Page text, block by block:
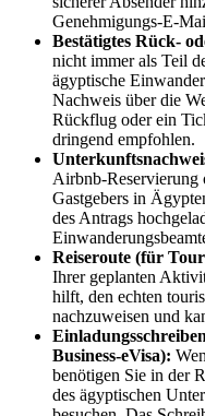
Genehmigungs-E-
Bestätigtes Rück-
nicht immer als Teil
ägyptische
Nachweis über die
Rückflug oder ein
dringend empfohlen.
Airbnb-Reservierung
Gastgebers in
des Antrags
Reiseroute (für
Ihrer geplanten
hilft, den echten
nachzuweisen und
Business-eVisa):
benötigen Sie in der
des ägyptischen